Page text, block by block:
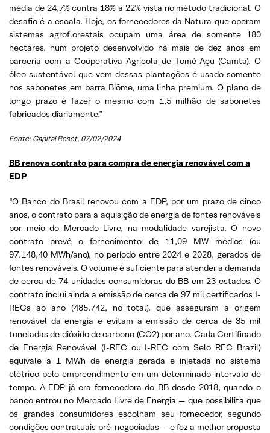
média de 24,7% contra 18% a 22% vista no método tradicional. O
desafio é a escala. Hoje, os fornecedores da Natura que operam
sistemas agroflorestais ocupam uma área de somente 180
hectares, num projeto desenvolvido há mais de dez anos em
parceria com a Cooperativa Agrícola de Tomé-Açu (Camta). O
óleo sustentável que vem dessas plantações é usado somente
nos sabonetes em barra Biōme, uma linha premium. O plano de
longo prazo é fazer o mesmo com 1,5 milhão de sabonetes
fabricados diariamente.”
Fonte: Capital Reset, 07/02/2024
BB renova contrato para compra de energia renovável com a
EDP
“O Banco do Brasil renovou com a EDP, por um prazo de cinco
anos, o contrato para a aquisição de energia de fontes renováveis
por meio do Mercado Livre, na modalidade varejista. O novo
contrato prevê o fornecimento de 11,09 MW médios (ou
97.148,40 MWh/ano), no período entre 2024 e 2028, gerados de
fontes renováveis. O volume é suficiente para atender a demanda
de cerca de 74 unidades consumidoras do BB em 23 estados. O
contrato inclui ainda a emissão de cerca de 97 mil certificados I-
RECs ao ano (485.742, no total). que asseguram a origem
renovável da energia e evitam a emissão de cerca de 35 mil
toneladas de dióxido de carbono (CO2) por ano. Cada Certificado
de Energia Renovável (I-REC ou I-REC com Selo REC Brazil)
equivale a 1 MWh de energia gerada e injetada no sistema
elétrico pelo empreendimento em um determinado intervalo de
tempo. A EDP já era fornecedora do BB desde 2018, quando o
banco entrou no Mercado Livre de Energia — que possibilita que
os grandes consumidores escolham seu fornecedor, segundo
condições contratuais pré-negociadas — e fez a melhor proposta